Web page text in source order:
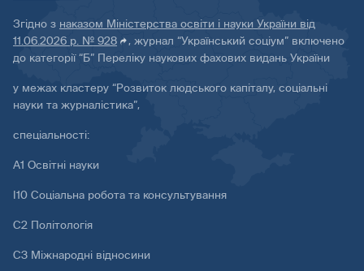
Згідно з наказом Міністерства освіти і науки України від
11.06.2026 р. № 928
, журнал “Український соціум” включено
до категорії “Б” Переліку наукових фахових видань України
у межах кластеру “Розвиток людського капіталу, соціальні
науки та журналістика”,
спеціальності:
А1 Освітні науки
І10 Соціальна робота та консультування
С2 Політологія
С3 Міжнародні відносини